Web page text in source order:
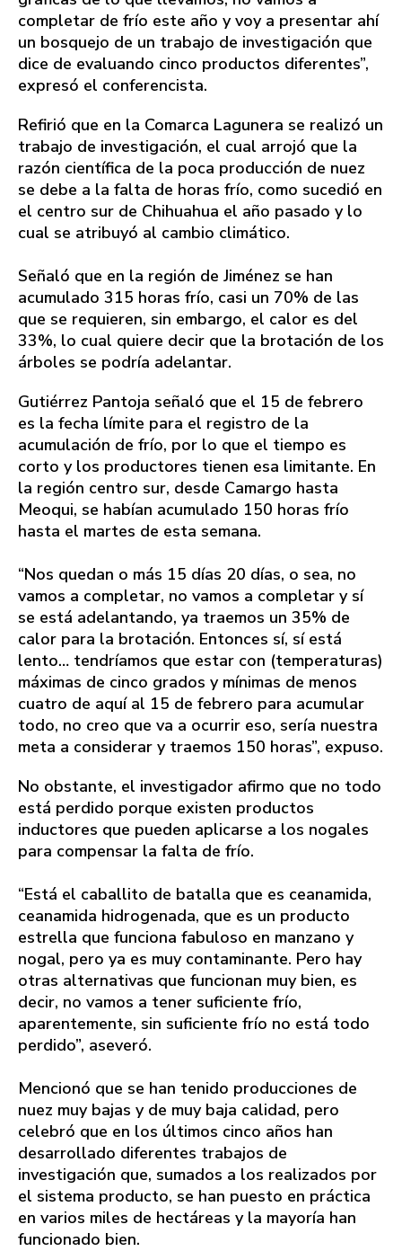
completar de frío este año y voy a presentar ahí
un bosquejo de un trabajo de investigación que
dice de evaluando cinco productos diferentes”,
expresó el conferencista.
Refirió que en la Comarca Lagunera se realizó un
trabajo de investigación, el cual arrojó que la
razón científica de la poca producción de nuez
se debe a la falta de horas frío, como sucedió en
el centro sur de Chihuahua el año pasado y lo
cual se atribuyó al cambio climático.
Señaló que en la región de Jiménez se han
acumulado 315 horas frío, casi un 70% de las
que se requieren, sin embargo, el calor es del
33%, lo cual quiere decir que la brotación de los
árboles se podría adelantar.
Gutiérrez Pantoja señaló que el 15 de febrero
es la fecha límite para el registro de la
acumulación de frío, por lo que el tiempo es
corto y los productores tienen esa limitante. En
la región centro sur, desde Camargo hasta
Meoqui, se habían acumulado 150 horas frío
hasta el martes de esta semana.
“Nos quedan o más 15 días 20 días, o sea, no
vamos a completar, no vamos a completar y sí
se está adelantando, ya traemos un 35% de
calor para la brotación. Entonces sí, sí está
lento… tendríamos que estar con (temperaturas)
máximas de cinco grados y mínimas de menos
cuatro de aquí al 15 de febrero para acumular
todo, no creo que va a ocurrir eso, sería nuestra
meta a considerar y traemos 150 horas”, expuso.
No obstante, el investigador afirmo que no todo
está perdido porque existen productos
inductores que pueden aplicarse a los nogales
para compensar la falta de frío.
“Está el caballito de batalla que es ceanamida,
ceanamida hidrogenada, que es un producto
estrella que funciona fabuloso en manzano y
nogal, pero ya es muy contaminante. Pero hay
otras alternativas que funcionan muy bien, es
decir, no vamos a tener suficiente frío,
aparentemente, sin suficiente frío no está todo
perdido”, aseveró.
Mencionó que se han tenido producciones de
nuez muy bajas y de muy baja calidad, pero
celebró que en los últimos cinco años han
desarrollado diferentes trabajos de
investigación que, sumados a los realizados por
el sistema producto, se han puesto en práctica
en varios miles de hectáreas y la mayoría han
funcionado bien.